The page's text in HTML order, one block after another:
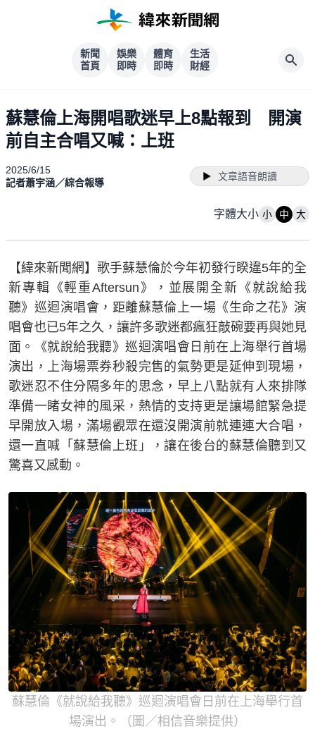
新聞
首頁
娛樂
即時
體育
即時
生活
財經
蘇慧倫上海開唱歌迷早上8點報到 開演
前自主合唱又喊：上班
2025/6/15
記者蕭宇涵／綜合報導
文章語音朗讀
字體大小 小 中 大
【緯來新聞網】歌手蘇慧倫於今年初發行睽違5年的全
新專輯《輕重Aftersun》，並展開全新《就說給我
聽》巡迴演唱會，距離蘇慧倫上一場《生命之花》演
唱會也已5年之久，讓許多歌迷都瘋狂敲碗要再與她見
面。《就說給我聽》巡迴演唱會日前在上海舉行首場
演出，上海場票券秒殺完售的氣勢更是延伸到現場，
歌迷忍不住分隔多年的思念，早上八點就有人來排隊
準備一睹女神的風采，熱情的支持更是讓場館緊急提
早開放入場，滿場觀眾在還沒開演前就連連大合唱，
還一直喊「蘇慧倫上班」，讓在後台的蘇慧倫聽到又
驚喜又感動。
蘇慧倫《就說給我聽》巡迴演唱會日前在上海舉行首
場演出。（圖／相信音樂提供）